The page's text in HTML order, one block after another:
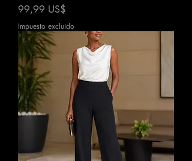
Precio
99,99 US$
Impuesto excluido